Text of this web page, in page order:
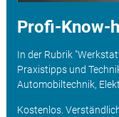
Profi-Know-
In der Rubrik
Praxistipps und
Automobiltechnik,
Kostenlos.